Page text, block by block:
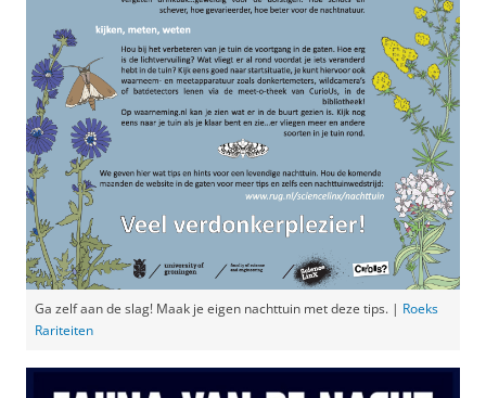
Ga zelf aan de slag! Maak je eigen nachttuin met deze tips. | Roeks
Rariteiten